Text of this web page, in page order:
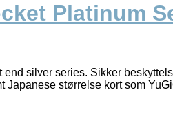
Platinum
silver series. Sikker
Japanese størrelse kort som